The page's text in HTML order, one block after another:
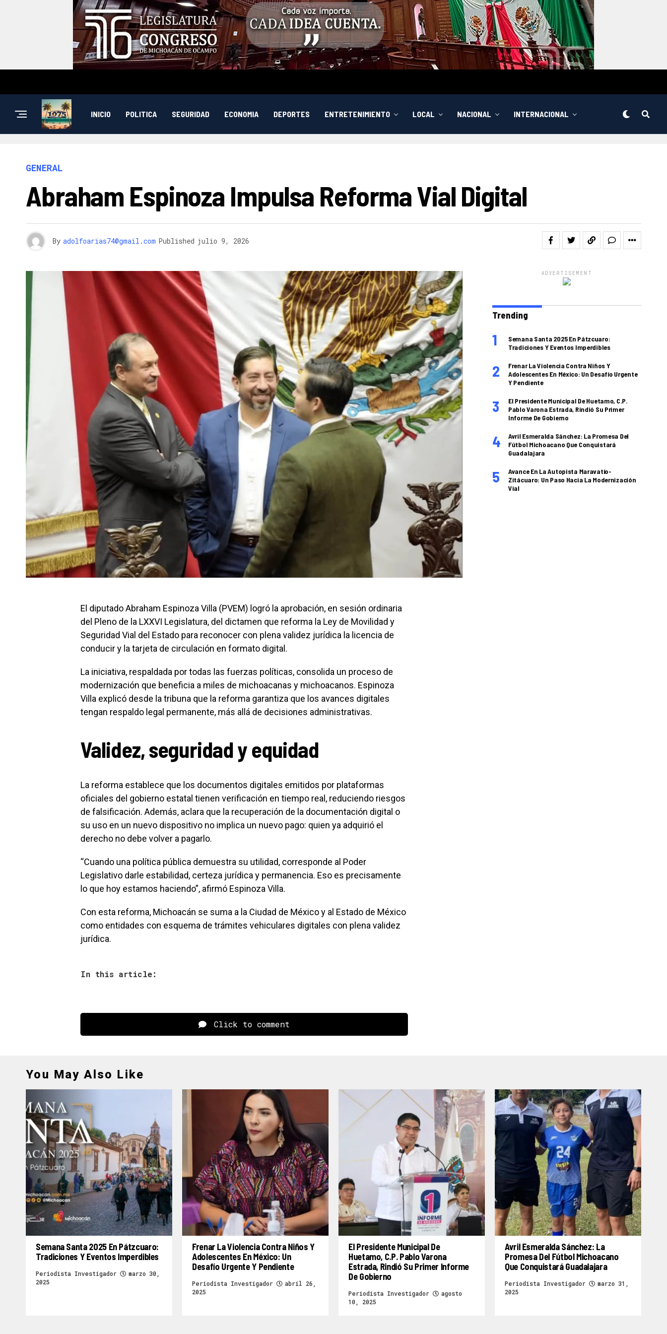
INICIO POLITICA SEGURIDAD ECONOMIA DEPORTES ENTRETENIMIENTO LOCAL NACIONAL INTERNACIONAL
GENERAL
Abraham Espinoza Impulsa Reforma Vial Digital
By adolfoarias74@gmail.com Published julio 9, 2026
El diputado Abraham Espinoza Villa (PVEM) logró la aprobación, en sesión ordinaria
del Pleno de la LXXVI Legislatura, del dictamen que reforma la Ley de Movilidad y
Seguridad Vial del Estado para reconocer con plena validez jurídica la licencia de
conducir y la tarjeta de circulación en formato digital.
La iniciativa, respaldada por todas las fuerzas políticas, consolida un proceso de
modernización que beneficia a miles de michoacanas y michoacanos. Espinoza
Villa explicó desde la tribuna que la reforma garantiza que los avances digitales
tengan respaldo legal permanente, más allá de decisiones administrativas.
Validez, seguridad y equidad
La reforma establece que los documentos digitales emitidos por plataformas
oficiales del gobierno estatal tienen verificación en tiempo real, reduciendo riesgos
de falsificación. Además, aclara que la recuperación de la documentación digital o
su uso en un nuevo dispositivo no implica un nuevo pago: quien ya adquirió el
derecho no debe volver a pagarlo.
“Cuando una política pública demuestra su utilidad, corresponde al Poder
Legislativo darle estabilidad, certeza jurídica y permanencia. Eso es precisamente
lo que hoy estamos haciendo”, afirmó Espinoza Villa.
Con esta reforma, Michoacán se suma a la Ciudad de México y al Estado de México
como entidades con esquema de trámites vehiculares digitales con plena validez
jurídica.
In this article:
Click to comment
ADVERTISEMENT
Trending
Semana Santa 2025 En Pátzcuaro:
Tradiciones Y Eventos Imperdibles
Frenar La Violencia Contra Niños Y
Adolescentes En México: Un Desafío Urgente
Y Pendiente
El Presidente Municipal De Huetamo, C.P.
Pablo Varona Estrada, Rindió Su Primer
Informe De Gobierno
Avril Esmeralda Sánchez: La Promesa Del
Fútbol Michoacano Que Conquistará
Guadalajara
Avance En La Autopista Maravatío-
Zitácuaro: Un Paso Hacia La Modernización
Vial
You May Also Like
Semana Santa 2025 En Pátzcuaro:
Tradiciones Y Eventos Imperdibles
Periodista Investigador
marzo 30,
2025
Frenar La Violencia Contra Niños Y
Adolescentes En México: Un
Desafío Urgente Y Pendiente
Periodista Investigador
abril 26,
2025
El Presidente Municipal De
Huetamo, C.P. Pablo Varona
Estrada, Rindió Su Primer Informe
De Gobierno
Periodista Investigador
agosto
10, 2025
Avril Esmeralda Sánchez: La
Promesa Del Fútbol Michoacano
Que Conquistará Guadalajara
Periodista Investigador
marzo 31,
2025